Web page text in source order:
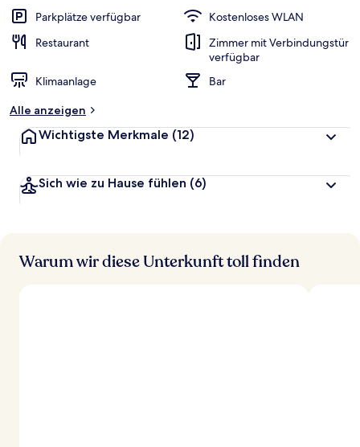
Parkplätze verfügbar
Kostenloses WLAN
Restaurant
Zimmer mit Verbindungstür
verfügbar
Klimaanlage
Bar
Alle anzeigen
Wichtigste Merkmale (12)
Sich wie zu Hause fühlen (6)
Warum wir diese Unterkunft toll finden